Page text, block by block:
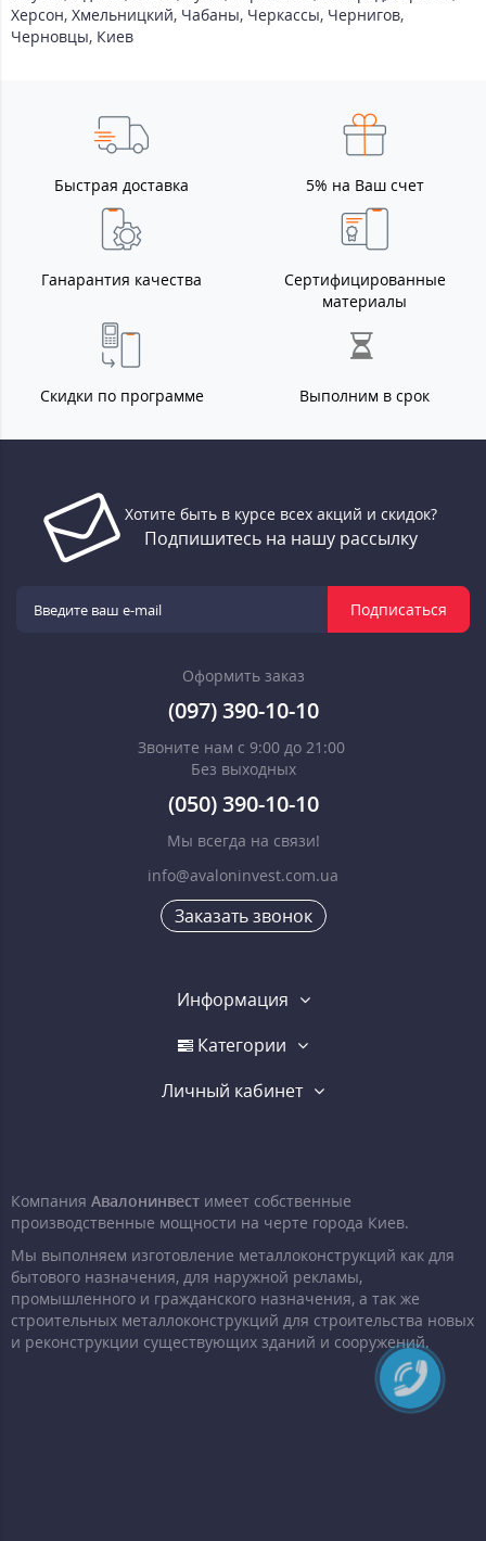
Херсон, Хмельницкий, Чабаны, Черкассы, Чернигов,
Черновцы, Киев
Быстрая доставка 5% на Ваш счет
Ганарантия качества
Сертифицированные
материалы
Скидки по программе Выполним в срок
Хотите быть в курсе всех акций и скидок?
Подпишитесь на нашу рассылку
Подписаться
Оформить заказ
(097) 390-10-10
Звоните нам с 9:00 до 21:00
Без выходных
(050) 390-10-10
Мы всегда на связи!
info@avaloninvest.com.ua
Заказать звонок
Информация
Категории
Личный кабинет
Компания Авалонинвест имеет собственные
производственные мощности на черте города Киев.
Мы выполняем изготовление металлоконструкций как для
бытового назначения, для наружной рекламы,
промышленного и гражданского назначения, а так же
строительных металлоконструкций для строительства новых
и реконструкции существующих зданий и сооружений.